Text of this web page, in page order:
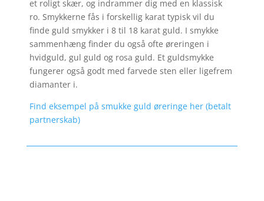
et roligt skær, og indrammer dig med en klassisk
ro. Smykkerne fås i forskellig karat typisk vil du
finde guld smykker i 8 til 18 karat guld. I smykke
sammenhæng finder du også ofte øreringen i
hvidguld, gul guld og rosa guld. Et guldsmykke
fungerer også godt med farvede sten eller ligefrem
diamanter i.
Find eksempel på smukke guld øreringe her (betalt
partnerskab)